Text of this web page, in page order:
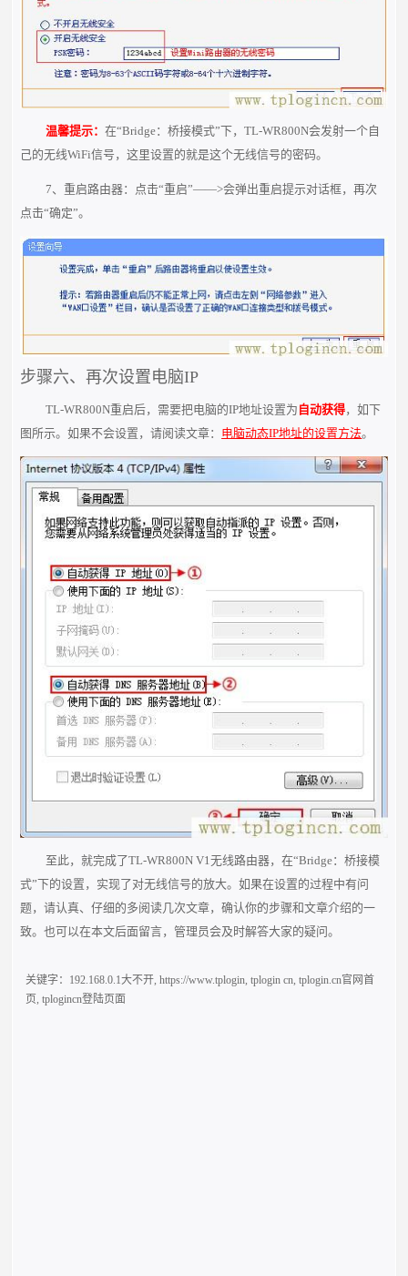
温馨提示： 在“Bridge：桥接模式”下，TL-WR800N会发射一个自
己的无线WiFi信号，这里设置的就是这个无线信号的密码。
7、重启路由器：点击“重启”——>会弹出重启提示对话框，再次
点击“确定”。
步骤六、再次设置电脑IP
TL-WR800N重启后，需要把电脑的IP地址设置为 自动获得，如下
图所示。如果不会设置，请阅读文章： 电脑动态IP地址的设置方法。
至此，就完成了TL-WR800N V1无线路由器，在“Bridge：桥接模
式”下的设置，实现了对无线信号的放大。如果在设置的过程中有问
题，请认真、仔细的多阅读几次文章，确认你的步骤和文章介绍的一
致。也可以在本文后面留言，管理员会及时解答大家的疑问。
关键字： 192.168.0.1大不开,https://www.tplogin,tplogin cn,tplogin.cn官网首
页,tplogincn登陆页面